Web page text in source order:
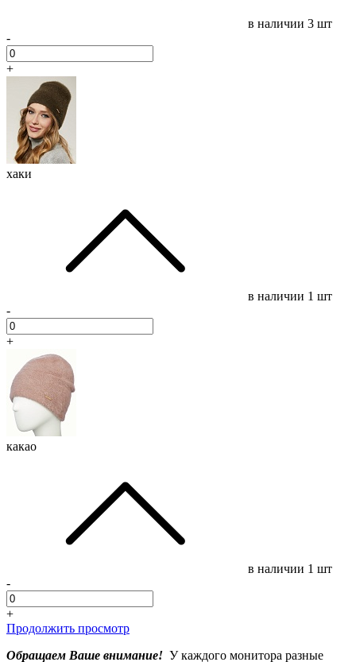
в наличии 3 шт
-
+
хаки
в наличии 1 шт
-
+
какао
в наличии 1 шт
-
+
Продолжить просмотр
Обращаем Ваше внимание! У каждого монитора разные